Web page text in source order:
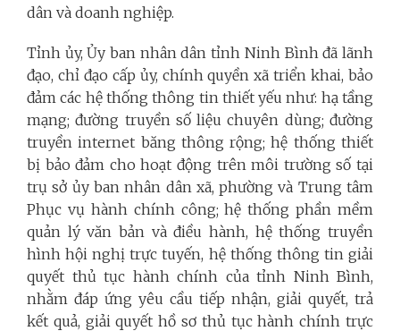
dân và doanh nghiệp.
Tỉnh ủy, Ủy ban nhân dân tỉnh Ninh Bình đã lãnh
đạo, chỉ đạo cấp ủy, chính quyền xã triển khai, bảo
đảm các hệ thống thông tin thiết yếu như: hạ tầng
mạng; đường truyền số liệu chuyên dùng; đường
truyền internet băng thông rộng; hệ thống thiết
bị bảo đảm cho hoạt động trên môi trường số tại
trụ sở ủy ban nhân dân xã, phường và Trung tâm
Phục vụ hành chính công; hệ thống phần mềm
quản lý văn bản và điều hành, hệ thống truyền
hình hội nghị trực tuyến, hệ thống thông tin giải
quyết thủ tục hành chính của tỉnh Ninh Bình,
nhằm đáp ứng yêu cầu tiếp nhận, giải quyết, trả
kết quả, giải quyết hồ sơ thủ tục hành chính trực